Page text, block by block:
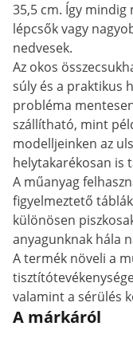
35,5 cm. Így mindig
lépcsők vagy
nedvesek.
Az okos
súly és a praktikus
probléma
szállítható, mint
modelljeinken az
helytakarékosan is
A műanyag
figyelmeztető
különösen
anyagunknak hála
A termék növeli a
valamint a sérülés
A márkáról